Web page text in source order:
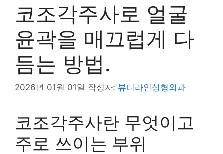
코조각주사로 얼굴
윤곽을 매끄럽게 다
듬는 방법.
2026년 01월 01일 작성자: 뷰티라인성형외과
코조각주사란 무엇이고
주로 쓰이는 부위